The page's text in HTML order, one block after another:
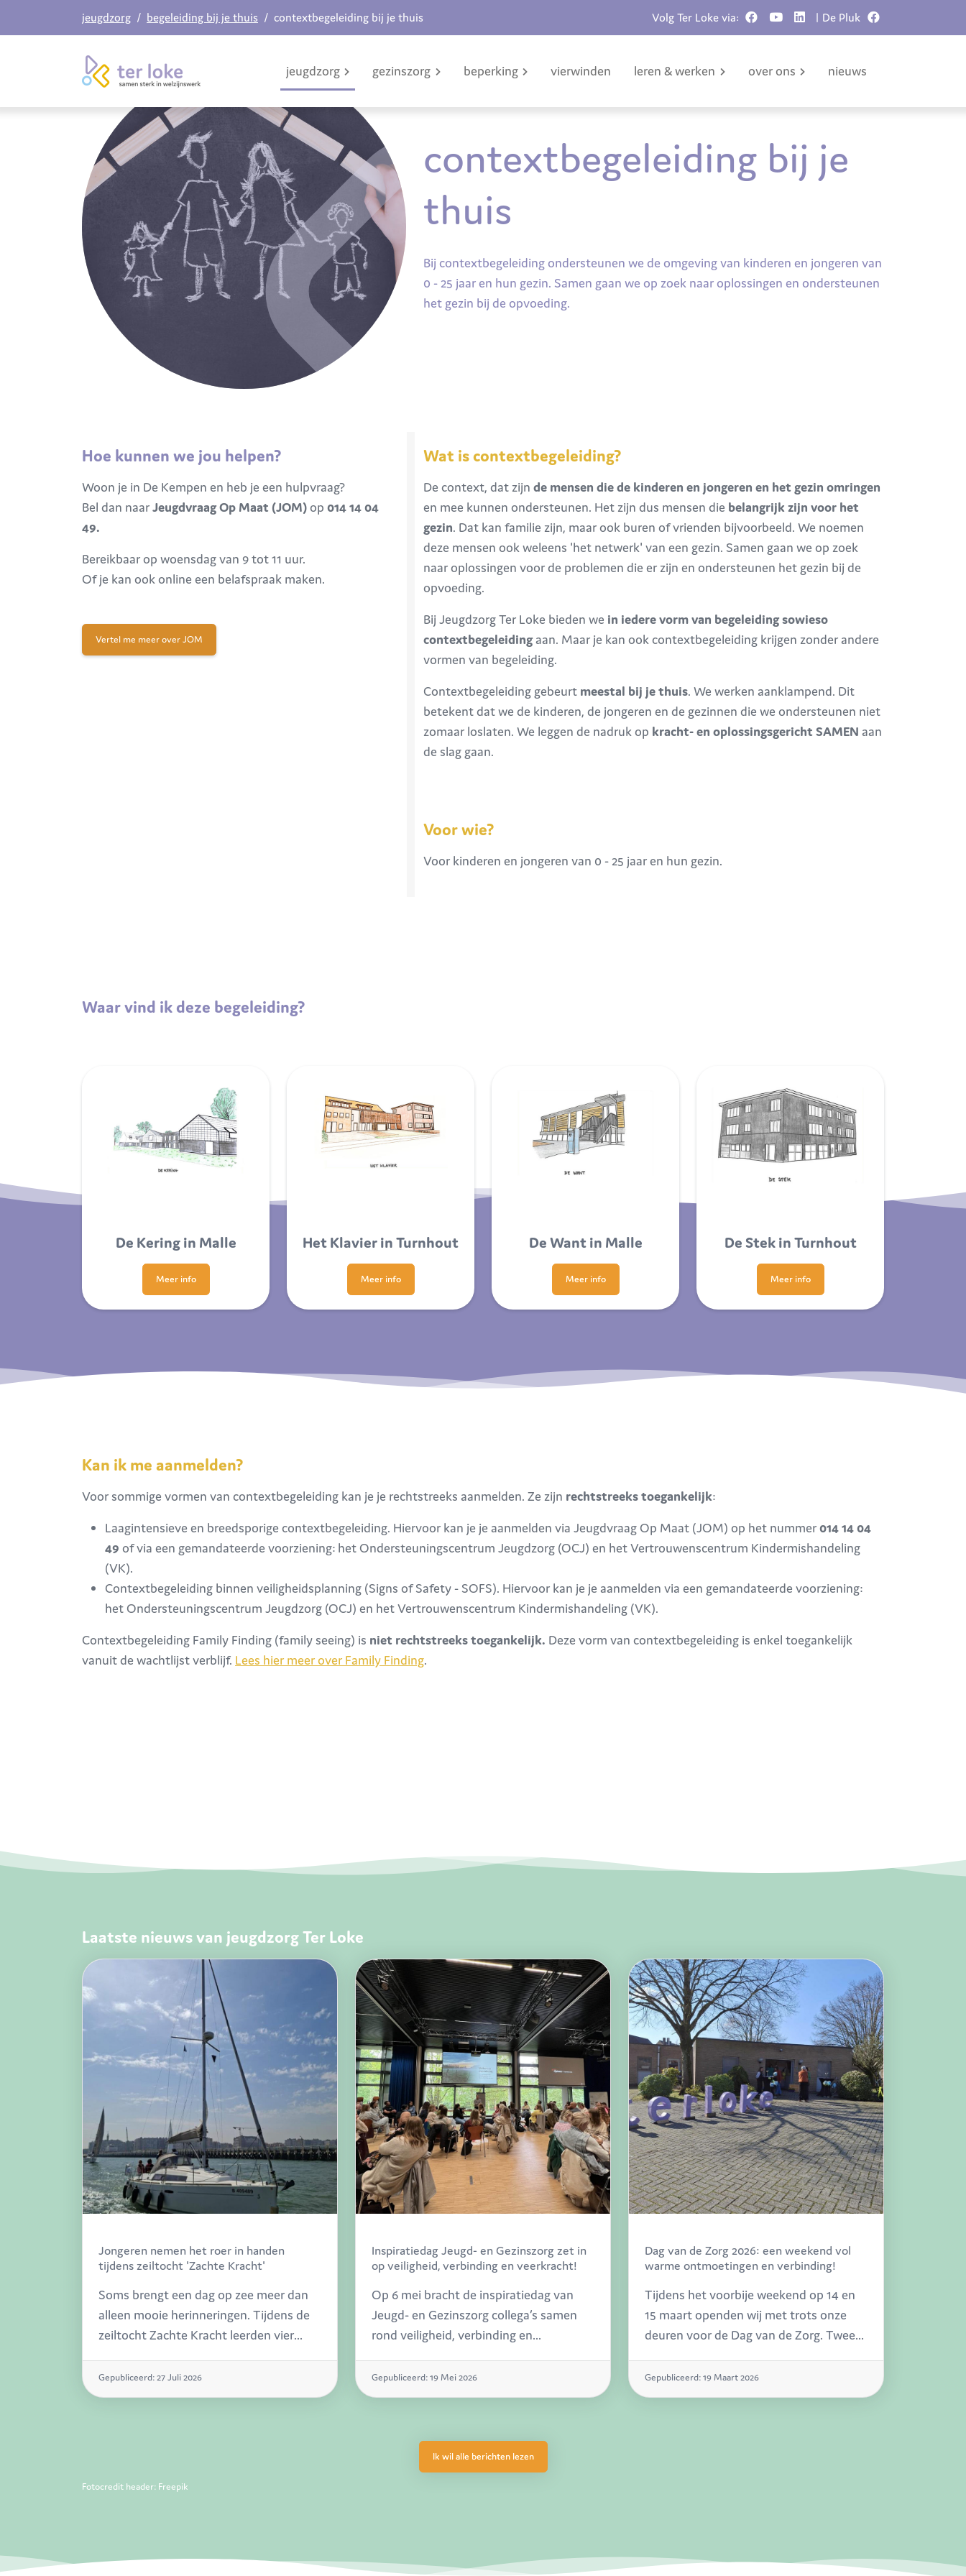
jeugdzorg begeleiding bij je thuis contextbegeleiding bij je thuis Volg Ter Loke via: | De Pluk
jeugdzorg gezinszorg beperking vierwinden leren & werken over ons nieuws
contextbegeleiding bij je
thuis
Bij contextbegeleiding ondersteunen we de omgeving van kinderen en jongeren van
0 - 25 jaar en hun gezin. Samen gaan we op zoek naar oplossingen en ondersteunen
het gezin bij de opvoeding.
Hoe kunnen we jou helpen?
Woon je in De Kempen en heb je een hulpvraag?
Bel dan naarJeugdvraag Op Maat (JOM)op 014 14 04
49.
Bereikbaar op woensdag van 9 tot 11 uur.
Of je kan ook online een belafspraak maken.
Vertel me meer over JOM
Wat is contextbegeleiding?
De context, dat zijn de mensen die de kinderen en jongeren en het gezin omringen
en mee kunnen ondersteunen. Het zijn dus mensen die belangrijk zijn voor het
gezin. Dat kan familie zijn, maar ook buren of vrienden bijvoorbeeld. We noemen
deze mensen ook weleens 'het netwerk' van een gezin. Samen gaan we op zoek
naar oplossingen voor de problemen die er zijn en ondersteunen het gezin bij de
opvoeding.
Bij Jeugdzorg Ter Loke bieden we in iedere vorm van begeleiding sowieso
contextbegeleidingaan. Maar je kan ook contextbegeleiding krijgen zonder andere
vormen van begeleiding.
Contextbegeleiding gebeurt meestal bij je thuis. We werken aanklampend. Dit
betekent dat we de kinderen, de jongeren en de gezinnen die we ondersteunen niet
zomaar loslaten. We leggen de nadruk op kracht- en oplossingsgericht SAMEN aan
de slag gaan.
Voor wie?
Voor kinderen en jongeren van 0 - 25 jaar en hun gezin.
Waar vind ik deze begeleiding?
De Kering in Malle
Meer info
Het Klavier in Turnhout
Meer info
De Want in Malle
Meer info
De Stek in Turnhout
Meer info
Kan ik me aanmelden?
Voor sommige vormen van contextbegeleiding kan je je rechtstreeks aanmelden. Ze zijn rechtstreeks toegankelijk:
Laagintensieve en breedsporige contextbegeleiding. Hiervoor kan je je aanmelden via Jeugdvraag Op Maat (JOM) op het nummer014 14 04
49 of via een gemandateerde voorziening: het Ondersteuningscentrum Jeugdzorg (OCJ) en het Vertrouwenscentrum Kindermishandeling
(VK).
Contextbegeleiding binnen veiligheidsplanning (Signs of Safety - SOFS). Hiervoor kan je je aanmelden via een gemandateerde voorziening:
het Ondersteuningscentrum Jeugdzorg (OCJ) en het Vertrouwenscentrum Kindermishandeling (VK).
Contextbegeleiding Family Finding (family seeing) is niet rechtstreeks toegankelijk. Deze vorm van contextbegeleiding is enkel toegankelijk
vanuit de wachtlijst verblijf. Lees hier meer over Family Finding.
Laatste nieuws van jeugdzorg Ter Loke
Jongeren nemen het roer in handen
tijdens zeiltocht 'Zachte Kracht'
Soms brengt een dag op zee meer dan
alleen mooie herinneringen. Tijdens de
zeiltocht Zachte Kracht leerden vier
niet alleen de wind te trotseren, maar
ook te vertrouwen op hun eigen kracht.
Gepubliceerd: 27 Juli 2026
Inspiratiedag Jeugd- en Gezinszorg zet in
op veiligheid, verbinding en veerkracht!
Op 6 mei bracht de inspiratiedag van
Jeugd- en Gezinszorg collega’s samen
rond veiligheid, verbinding en
interactie, reflectie en praktijkervaring.
Het werd een energieke dag vol
Gepubliceerd: 19 Mei 2026
Dag van de Zorg 2026: een weekend vol
warme ontmoetingen en verbinding!
Tijdens het voorbije weekend op 14 en
15 maart openden wij met trots onze
deuren voor de Dag van de Zorg. Twee
bezoekers verwelkomen op onze
locaties in Malle (De Kering) en
Gepubliceerd: 19 Maart 2026
Ik wil alle berichten lezen
Fotocredit header: Freepik